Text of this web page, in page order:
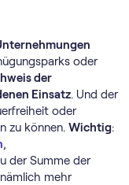
oder
der
Einsatz. Und der
oder
zu können. Wichtig:
,
der Summe der
mehr